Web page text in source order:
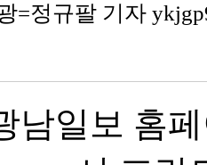
=정규팔 기자
남일보 홈